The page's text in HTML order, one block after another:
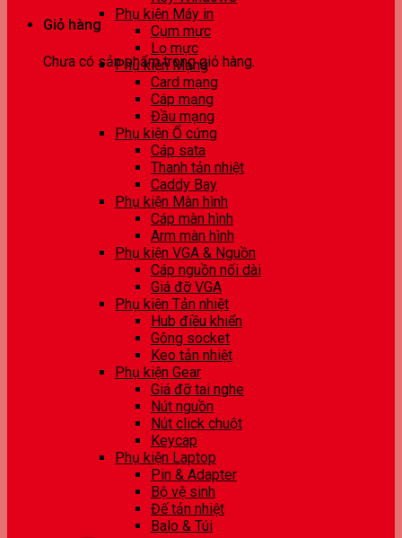
Giỏ hàng
Chưa có sản phẩm trong giỏ hàng.
Phụ kiện Máy in
Cụm mực
Lọ mực
Phụ kiện Mạng
Card mạng
Cáp mạng
Đầu mạng
Phụ kiện Ổ cứng
Cáp sata
Thanh tản nhiệt
Caddy Bay
Phụ kiện Màn hình
Cáp màn hình
Arm màn hình
Phụ kiện VGA & Nguồn
Cáp nguồn nối dài
Giá đỡ VGA
Phụ kiện Tản nhiệt
Hub điều khiển
Gông socket
Keo tản nhiệt
Phụ kiện Gear
Giá đỡ tai nghe
Nút nguồn
Nút click chuột
Keycap
Phụ kiện Laptop
Pin & Adapter
Bộ vệ sinh
Đế tản nhiệt
Balo & Túi